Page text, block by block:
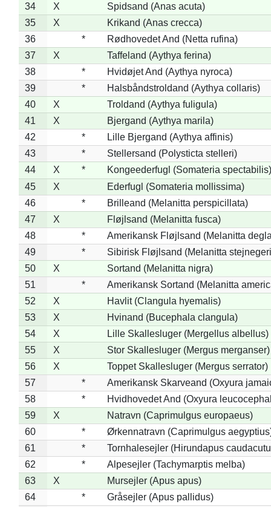
34
X
Spidsand (Anas acuta)
35
X
Krikand (Anas crecca)
36
*
Rødhovedet And (Netta rufina)
37
X
Taffeland (Aythya ferina)
38
*
Hvidøjet And (Aythya nyroca)
39
*
Halsbåndstroldand (Aythya collaris)
40
X
Troldand (Aythya fuligula)
41
X
Bjergand (Aythya marila)
42
*
Lille Bjergand (Aythya affinis)
43
*
Stellersand (Polysticta stelleri)
44
X *
Kongeederfugl (Somateria spectabilis)
45
X
Ederfugl (Somateria mollissima)
46
*
Brilleand (Melanitta perspicillata)
47
X
Fløjlsand (Melanitta fusca)
48
*
Amerikansk Fløjlsand (Melanitta
49
*
Sibirisk Fløjlsand (Melanitta
50
X
Sortand (Melanitta nigra)
51
*
Amerikansk Sortand (Melanitta
52
X
Havlit (Clangula hyemalis)
53
X
Hvinand (Bucephala clangula)
54
X
Lille Skallesluger (Mergellus albellus)
55
X
Stor Skallesluger (Mergus merganser)
56
X
Toppet Skallesluger (Mergus serrator)
57
*
Amerikansk Skarveand (Oxyura
58
*
Hvidhovedet And (Oxyura
59
X
Natravn (Caprimulgus europaeus)
60
*
Ørkennatravn (Caprimulgus
61
*
Tornhalesejler (Hirundapus
62
*
Alpesejler (Tachymarptis melba)
63
X
Mursejler (Apus apus)
64
*
Gråsejler (Apus pallidus)